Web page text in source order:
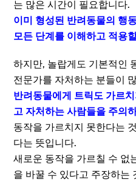
는 많은 시간이 필요합니다.
이미 형성된 반려동물의 행
모든 단계를 이해하고 적용
하지만, 놀랍게도 기본적인
전문가를 자처하는 분들이
반려동물에게 트릭도 가르
고 자처하는 사람들을 주의
동작을 가르치지 못한다는
다는 뜻입니다.
새로운 동작을 가르칠 수 없
을 바꿀 수 있다고 주장하는